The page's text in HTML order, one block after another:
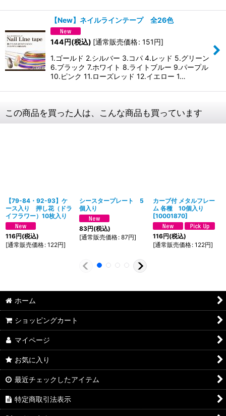
【New】ネイルラインテープ 全26色
144円(税込) [通常販売価格: 151円]
1.ゴールド 2.シルバー 3.コパ 4.レッド 5.グリーン
6.ブラック 7.ホワイト 8.ライトブルー 9.パープル
10.ピンク 11.ローズレッド 12.イエロー 1…
この商品を買った人は、こんな商品も買っています
【79-84・92-93】ケ
ース入り 押し花（ドラ
イフラワー）10枚入り
116円(税込)
[通常販売価格: 122円]
シースタープレート 5
個入り
83円(税込)
[通常販売価格: 87円]
カーブ付 メタルフレー
ム 各種 10個入り
[10001870]
116円(税込)
[通常販売価格: 122円]
ホーム
ショッピングカート
マイページ
お気に入り
最近チェックしたアイテム
特定商取引法表示